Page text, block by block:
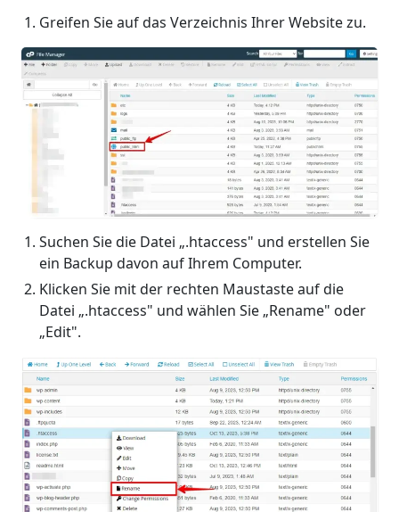
Greifen Sie auf das Verzeichnis Ihrer Website zu.
Suchen Sie die Datei „.htaccess" und erstellen Sie
ein Backup davon auf Ihrem Computer.
Klicken Sie mit der rechten Maustaste auf die
Datei „.htaccess" und wählen Sie „Rename" oder
„Edit".